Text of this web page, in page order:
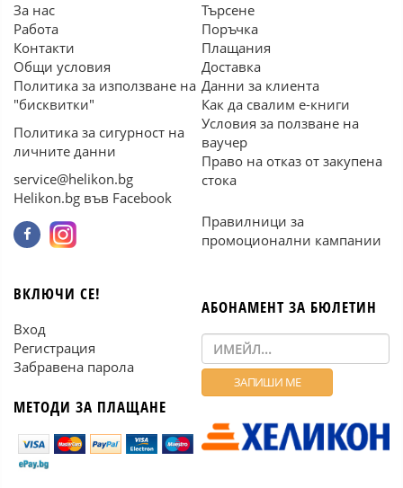
За нас
Работа
Контакти
Общи условия
Политика за използване на
"бисквитки"
Политика за сигурност на
личните данни
service@helikon.bg
Helikon.bg във Facebook
Търсене
Поръчка
Плащания
Доставка
Данни за клиента
Как да свалим е-книги
Условия за ползване на
ваучер
Право на отказ от закупена
стока
Правилници за
промоционални кампании
ВКЛЮЧИ СЕ!
Вход
Регистрация
Забравена парола
МЕТОДИ ЗА ПЛАЩАНЕ
АБОНАМЕНТ ЗА БЮЛЕТИН